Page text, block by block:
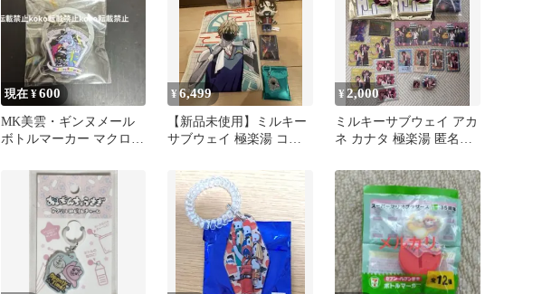
現在 ¥600
MK美雲・ギンヌメール
ボトルマーカー マクロス
ガチャ
¥6,499
【新品未使用】ミルキー
サブウェイ 極楽湯 コラ
ッズセット
¥2,000
ミルキーサブウェイ アカ
ネ カナタ 極楽湯 匿名配